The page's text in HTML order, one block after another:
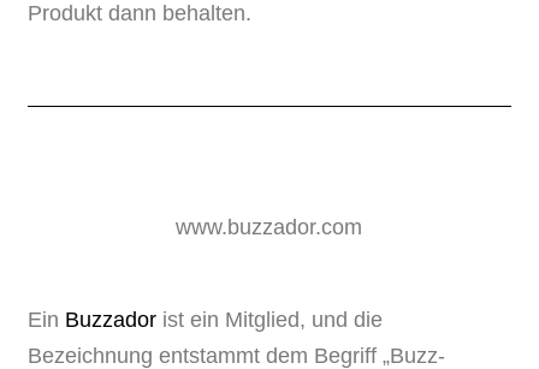
Produkt dann behalten.
www.buzzador.com
Ein Buzzadorist ein Mitglied, und die
Bezeichnung entstammt dem Begriff „Buzz-